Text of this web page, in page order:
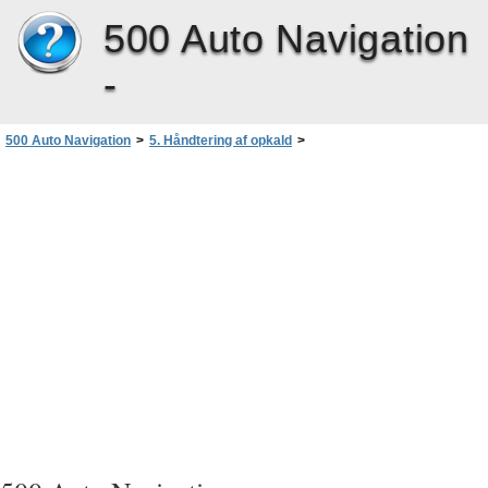
500 Auto Navigation
-
500 Auto Navigation > 5. Håndtering af opkald >